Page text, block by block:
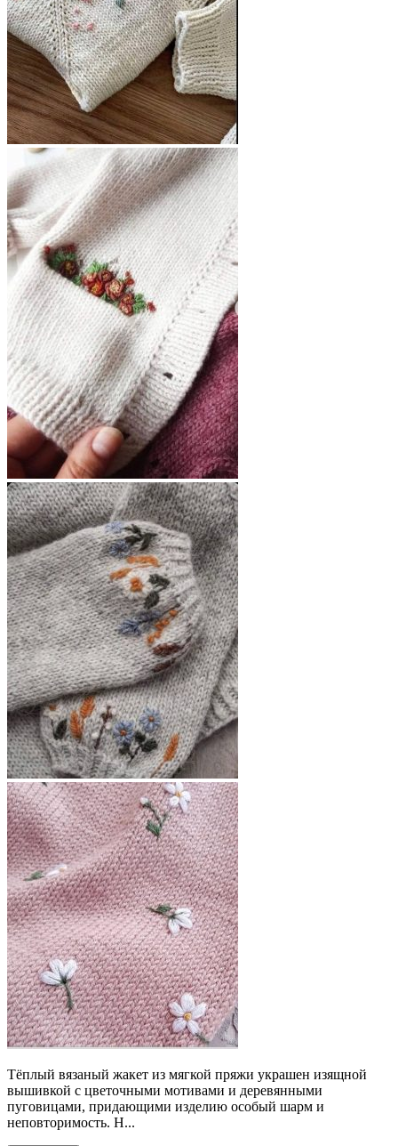
Тёплый вязаный жакет из мягкой пряжи украшен изящной
вышивкой с цветочными мотивами и деревянными
пуговицами, придающими изделию особый шарм и
неповторимость. Н...